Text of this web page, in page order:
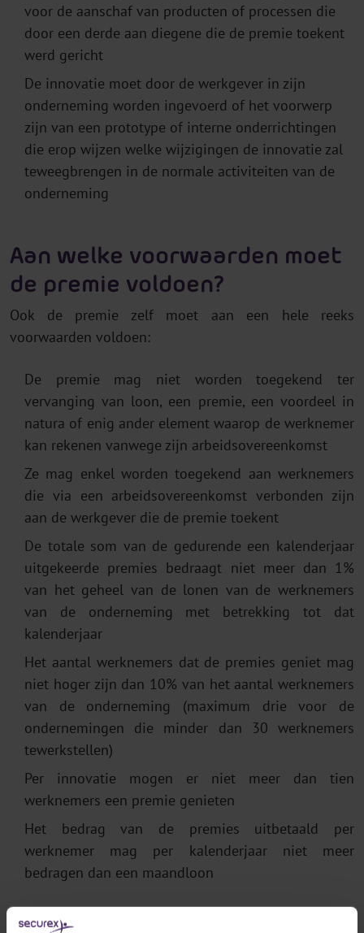
voor de aanschaf van producten of processen die
door een derde aan diegene die de premie toekent
werd gericht
De innovatie moet door de werkgever in zijn
onderneming worden ingevoerd of het voorwerp
zijn van een prototype of interne onderrichtingen
die erop wijzen welke wijzigingen de innovatie zal
teweegbrengen in de normale activiteiten van de
onderneming
Aan welke voorwaarden moet
de premie voldoen?
Ook de premie zelf moet aan een hele reeks
voorwaarden voldoen:
De premie mag niet worden toegekend ter
vervanging van loon, een premie, een voordeel in
natura of enig ander element waarop de werknemer
kan rekenen vanwege zijn arbeidsovereenkomst
Ze mag enkel worden toegekend aan werknemers
die via een arbeidsovereenkomst verbonden zijn
aan de werkgever die de premie toekent
De totale som van de gedurende een kalenderjaar
uitgekeerde premies bedraagt niet meer dan 1%
van het geheel van de lonen van de werknemers
van de onderneming met betrekking tot dat
kalenderjaar
Het aantal werknemers dat de premies geniet mag
niet hoger zijn dan 10% van het aantal werknemers
van de onderneming (maximum drie voor de
ondernemingen die minder dan 30 werknemers
tewerkstellen)
Per innovatie mogen er niet meer dan tien
werknemers een premie genieten
Het bedrag van de premies uitbetaald per
werknemer mag per kalenderjaar niet meer
bedragen dan een maandloon